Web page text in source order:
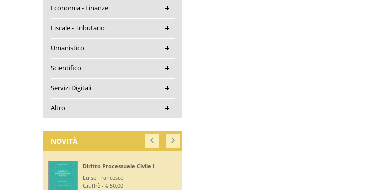
Economia - Finanze
Fiscale - Tributario
Umanistico
Scientifico
Servizi Digitali
Altro
NOVITÀ
Diritto Processuale Civile i
Luiso Francesco
Giuffrè - € 50,00